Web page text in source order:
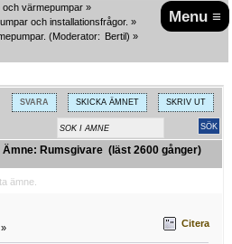
Menu ≡
och värmepumpar »
och installationsfrågor. »
(Moderator: Bertil) »
SVARA SKICKA ÄMNET SKRIV UT
Ämne: Rumsgivare (läst 2600 gånger)
ämne.
Citera